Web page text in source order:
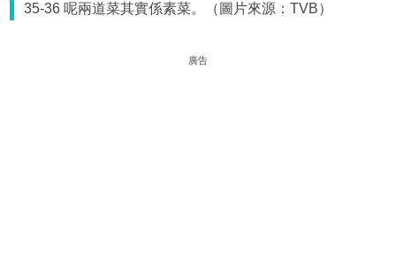
35-36 呢兩道菜其實係素菜。（圖片來源：TVB）
廣告